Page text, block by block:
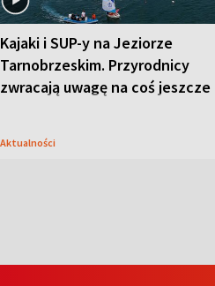
Kajaki i SUP-y na Jeziorze
Tarnobrzeskim. Przyrodnicy
zwracają uwagę na coś jeszcze
Aktualności